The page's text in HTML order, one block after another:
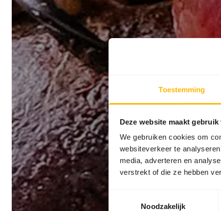
Toestemming
Deze website maakt
We gebruiken cookies om
websiteverkeer te
media, adverteren en
verstrekt of die ze hebben
Noodzakelijk